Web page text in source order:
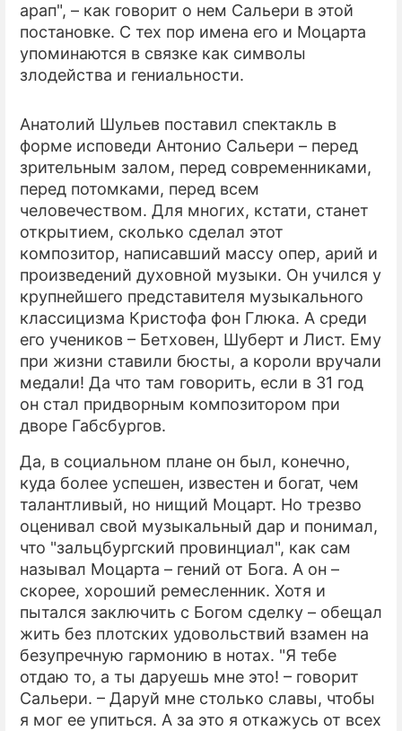
арап", – как говорит о нем Сальери в этой
постановке. С тех пор имена его и Моцарта
упоминаются в связке как символы
злодейства и гениальности.
Анатолий Шульев поставил спектакль в
форме исповеди Антонио Сальери – перед
зрительным залом, перед современниками,
перед потомками, перед всем
человечеством. Для многих, кстати, станет
открытием, сколько сделал этот
композитор, написавший массу опер, арий и
произведений духовной музыки. Он учился у
крупнейшего представителя музыкального
классицизма Кристофа фон Глюка. А среди
его учеников – Бетховен, Шуберт и Лист. Ему
при жизни ставили бюсты, а короли вручали
медали! Да что там говорить, если в 31 год
он стал придворным композитором при
дворе Габсбургов.
Да, в социальном плане он был, конечно,
куда более успешен, известен и богат, чем
талантливый, но нищий Моцарт. Но трезво
оценивал свой музыкальный дар и понимал,
что "зальцбургский провинциал", как сам
называл Моцарта – гений от Бога. А он –
скорее, хороший ремесленник. Хотя и
пытался заключить с Богом сделку – обещал
жить без плотских удовольствий взамен на
безупречную гармонию в нотах. "Я тебе
отдаю то, а ты даруешь мне это! – говорит
Сальери. – Даруй мне столько славы, чтобы
я мог ее упиться. А за это я откажусь от всех